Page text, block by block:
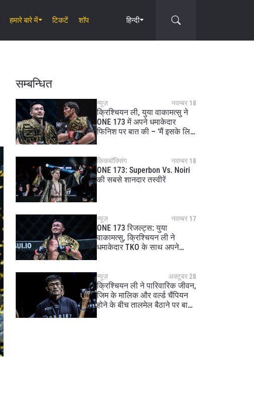
हमारे बारे में टिकटें शॉप हिन्दी
सम्बन्धित
न्यूज़ नवम्बर 18
क्रिश्चियन ली, युया वाकामत्सु ने
ONE 173 में अपने धमाकेदार
फिनिश पर बात की – ‘मैं इसके लिए
किकबॉक्सिंग नवम्बर 18
ONE 173: Superbon Vs. Noiri
की सबसे शानदार तस्वीरें
न्यूज़ नवम्बर 17
ONE 173 रिजल्ट्स: युया
वाकामत्सु, क्रिश्चियन ली ने
धमाकेदार TKO के साथ अपने
न्यूज़ अक्टूबर 28
क्रिश्चियन ली ने पारिवारिक जीवन,
जिम के मालिक और वर्ल्ड चैंपियन
होने के बीच तालमेल बैठाने पर बात